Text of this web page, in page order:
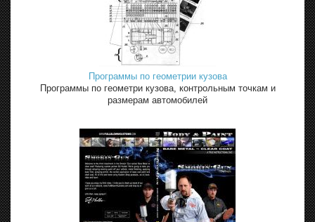
Программы по геометрии кузова
Программы по геометри кузова, контрольным точкам и
размерам автомобилей